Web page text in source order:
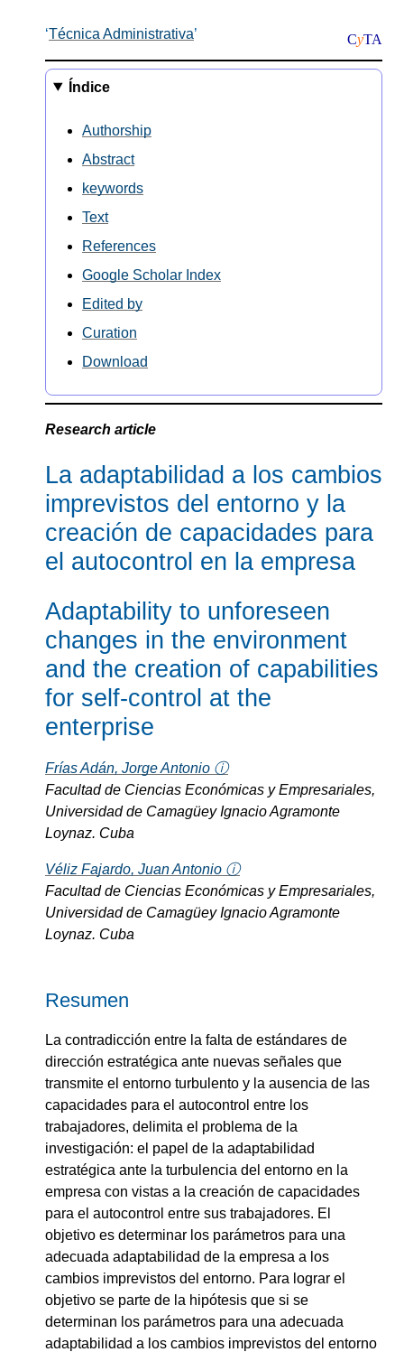
CyTA
Técnica Administrativa
Índice
Authorship
Abstract
keywords
Text
References
Google Scholar Index
Edited by
Curation
Download
Research article
La adaptabilidad a los cambios
imprevistos del entorno y la
creación de capacidades para
el autocontrol en la empresa
Adaptability to unforeseen
changes in the environment
and the creation of capabilities
for self-control at the
enterprise
Frías Adán, Jorge Antonio ⓘ
Facultad de Ciencias Económicas y Empresariales,
Universidad de Camagüey Ignacio Agramonte
Loynaz. Cuba
Véliz Fajardo, Juan Antonio ⓘ
Facultad de Ciencias Económicas y Empresariales,
Universidad de Camagüey Ignacio Agramonte
Loynaz. Cuba
Resumen
La contradicción entre la falta de estándares de
dirección estratégica ante nuevas señales que
transmite el entorno turbulento y la ausencia de las
capacidades para el autocontrol entre los
trabajadores, delimita el problema de la
investigación: el papel de la adaptabilidad
estratégica ante la turbulencia del entorno en la
empresa con vistas a la creación de capacidades
para el autocontrol entre sus trabajadores. El
objetivo es determinar los parámetros para una
adecuada adaptabilidad de la empresa a los
cambios imprevistos del entorno. Para lograr el
objetivo se parte de la hipótesis que si se
determinan los parámetros para una adecuada
adaptabilidad a los cambios imprevistos del entorno